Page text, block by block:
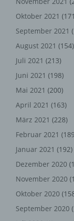
Oktober 2021
September 2021
August 2021 (154)
Juli 2021 (213)
Juni 2021 (198)
Mai 2021 (200)
April 2021 (163)
März 2021 (228)
Februar 2021
Januar 2021 (192)
Dezember 2020
November 2020
Oktober 2020
September 2020
Verantwortlichen
Gravatar
Bei
Adresse ab
Ihr Avatar-Bild
nicht registriert
automatisch
Gravatar:
Hosting
Die von uns in
folgenden